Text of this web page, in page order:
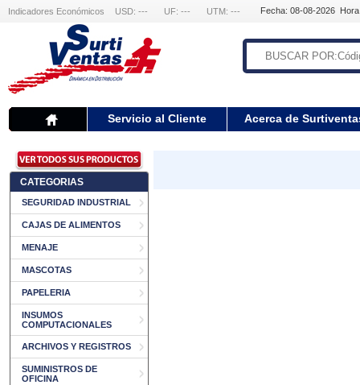
Indicadores Económicos USD: --- UF: --- UTM: --- Fecha: 08-08-2026
Servicio al Cliente Acerca de
CATEGORIAS
SEGURIDAD INDUSTRIAL
CAJAS DE ALIMENTOS
MENAJE
MASCOTAS
PAPELERIA
INSUMOS
COMPUTACIONALES
ARCHIVOS Y REGISTROS
SUMINISTROS DE
OFICINA